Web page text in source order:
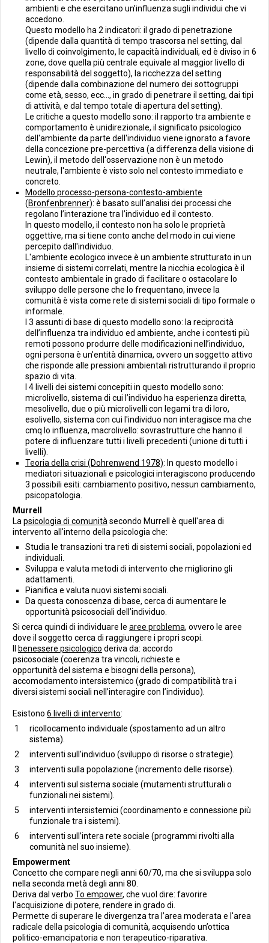
ambienti e che esercitano un’influenza sugli individui che vi
accedono.
Questo modello ha 2 indicatori: il grado di penetrazione
(dipende dalla quantità di tempo trascorsa nel setting, dal
livello di coinvolgimento, le capacità individuali, ed è diviso in 6
zone, dove quella più centrale equivale al maggior livello di
responsabilità del soggetto), la ricchezza del setting
(dipende dalla combinazione del numero dei sottogruppi
come età, sesso, ecc..., in grado di penetrare il setting, dai tipi
di attività, e dal tempo totale di apertura del setting).
Le critiche a questo modello sono: il rapporto tra ambiente e
comportamento è unidirezionale, il significato psicologico
dell'ambiente da parte dell'individuo viene ignorato a favore
della concezione pre-percettiva (a differenza della visione di
Lewin), il metodo dell'osservazione non è un metodo
neutrale, l'ambiente è visto solo nel contesto immediato e
concreto.
Modello processo-persona-contesto-ambiente
(Bronfenbrenner): è basato sull’analisi dei processi che
regolano l’interazione tra l’individuo ed il contesto.
In questo modello, il contesto non ha solo le proprietà
oggettive, ma si tiene conto anche del modo in cui viene
percepito dall'individuo.
L'ambiente ecologico invece è un ambiente strutturato in un
insieme di sistemi correlati, mentre la nicchia ecologica è il
contesto ambientale in grado di facilitare o ostacolare lo
sviluppo delle persone che lo frequentano, invece la
comunità è vista come rete di sistemi sociali di tipo formale o
informale.
I 3 assunti di base di questo modello sono: la reciprocità
dell’influenza tra individuo ed ambiente, anche i contesti più
remoti possono produrre delle modificazioni nell’individuo,
ogni persona è un’entità dinamica, ovvero un soggetto attivo
che risponde alle pressioni ambientali ristrutturando il proprio
spazio di vita.
I 4 livelli dei sistemi concepiti in questo modello sono:
microlivello, sistema di cui l’individuo ha esperienza diretta,
mesolivello, due o più microlivelli con legami tra di loro,
esolivello, sistema con cui l'individuo non interagisce ma che
cmq lo influenza, macrolivello: sovrastrutture che hanno il
potere di influenzare tutti i livelli precedenti (unione di tutti i
livelli).
Teoria della crisi (Dohrenwend 1978): In questo modello i
mediatori situazionali e psicologici interagiscono producendo
3 possibili esiti: cambiamento positivo, nessun cambiamento,
psicopatologia.
Murrell
La psicologia di comunità secondo Murrell è quell'area di
intervento all'interno della psicologia che:
Studia le transazioni tra reti di sistemi sociali, popolazioni ed
individuali.
Sviluppa e valuta metodi di intervento che migliorino gli
adattamenti.
Pianifica e valuta nuovi sistemi sociali.
Da questa conoscenza di base, cerca di aumentare le
opportunità psicosociali dell’individuo.
Si cerca quindi di individuare le aree problema, ovvero le aree
dove il soggetto cerca di raggiungere i propri scopi.
benessere psicologico deriva da: accordo
psicosociale (coerenza tra vincoli, richieste e
opportunità del sistema e bisogni della persona),
accomodamento intersistemico (grado di compatibilità tra i
diversi sistemi sociali nell’interagire con l’individuo).
Esistono 6 livelli di intervento:
ricollocamento individuale (spostamento ad un altro
sistema).
interventi sull’individuo (sviluppo di risorse o strategie).
interventi sulla popolazione (incremento delle risorse).
interventi sul sistema sociale (mutamenti strutturali o
funzionali nei sistemi).
interventi intersistemici (coordinamento e connessione più
funzionale tra i sistemi).
interventi sull’intera rete sociale (programmi rivolti alla
comunità nel suo insieme).
Empowerment
Concetto che compare negli anni 60/70, ma che si sviluppa solo
nella seconda metà degli anni 80.
Deriva dal verbo To empower, che vuol dire: favorire
l'acquisizione di potere, rendere in grado di.
Permette di superare le divergenza tra l’area moderata e l'area
radicale della psicologia di comunità, acquisendo un’ottica
politico-emancipatoria e non terapeutico-riparativa.